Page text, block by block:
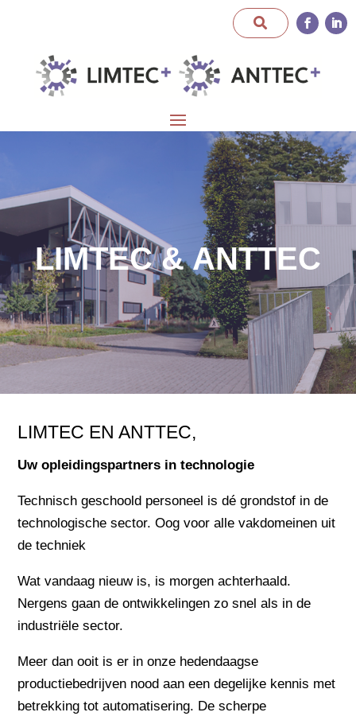
LIMTEC & ANTTEC
LIMTEC EN ANTTEC,
Uw opleidingspartners in technologie
Technisch geschoold personeel is dé grondstof in de
technologische sector. Oog voor alle vakdomeinen uit
de techniek
Wat vandaag nieuw is, is morgen achterhaald.
Nergens gaan de ontwikkelingen zo snel als in de
industriële sector.
Meer dan ooit is er in onze hedendaagse
productiebedrijven nood aan een degelijke kennis met
betrekking tot automatisering. De scherpe